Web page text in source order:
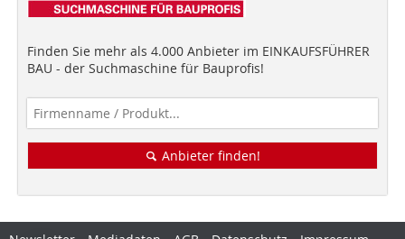
Finden Sie mehr als 4.000 Anbieter im EINKAUFSFÜHRER
BAU - der Suchmaschine für Bauprofis!
Anbieter finden!